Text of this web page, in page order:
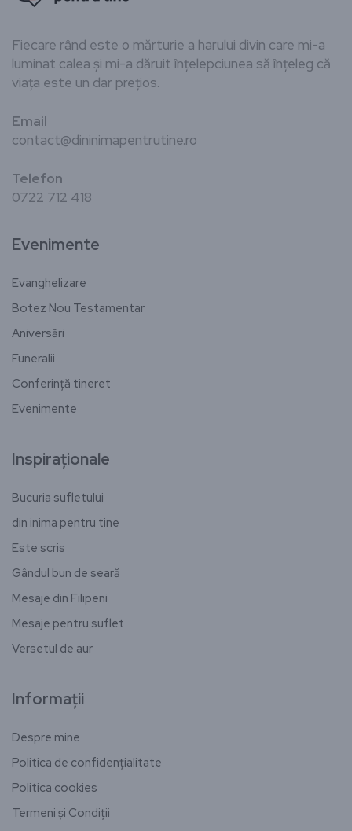
Fiecare rând este o mărturie a harului divin care mi-a
luminat calea și mi-a dăruit înțelepciunea să înțeleg că
viața este un dar prețios.
Email
contact@dininimapentrutine.ro
Telefon
0722 712 418
Evenimente
Evanghelizare
Botez Nou Testamentar
Aniversări
Funeralii
Conferință tineret
Evenimente
Inspiraționale
Bucuria sufletului
din inima pentru tine
Este scris
Gândul bun de seară
Mesaje din Filipeni
Mesaje pentru suflet
Versetul de aur
Informații
Despre mine
Politica de confidențialitate
Politica cookies
Termeni și Condiții